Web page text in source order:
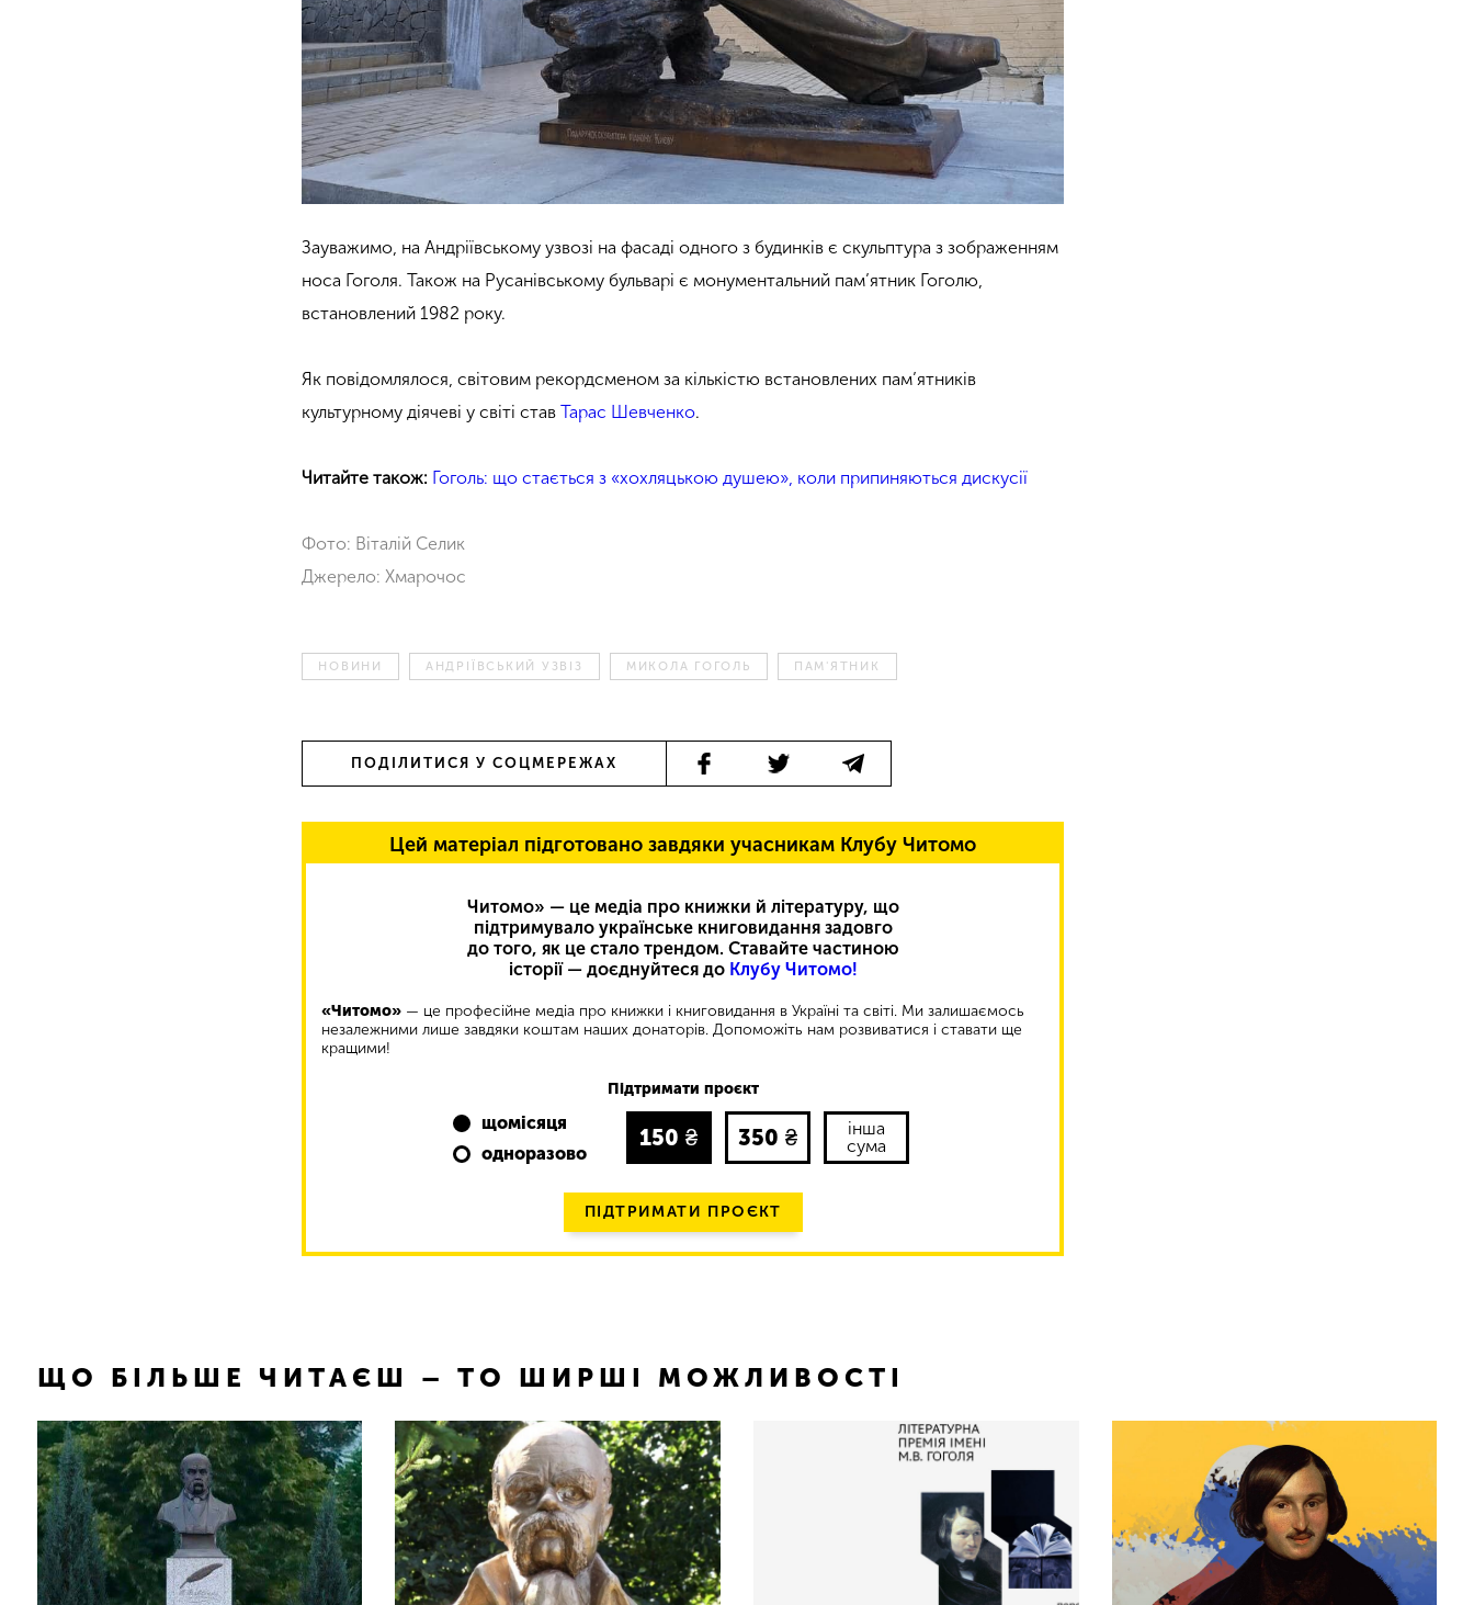
Зауважимо, на Андріївському узвозі на фасаді одного з будинків є скульптура з зображенням
носа Гоголя. Також на Русанівському бульварі є монументальний пам’ятник Гоголю,
встановлений 1982 року.
Як повідомлялося, світовим рекордсменом за кількістю встановлених пам’ятників
культурному діячеві у світі ставТарас Шевченко.
Читайте також: Гоголь: що стається з «хохляцькою душею», коли припиняються дискусії
Фото: Віталій Селик
Джерело: Хмарочос
НОВИНИ АНДРІЇВСЬКИЙ УЗВІЗ МИКОЛА ГОГОЛЬ ПАМ'ЯТНИК
ПОДІЛИТИСЯ У СОЦМЕРЕЖАХ
Цей матеріал підготовано завдяки учасникам Клубу Читомо
Читомо» — це медіа про книжки й літературу, що
підтримувало українське книговидання задовго
до того, як це стало трендом. Ставайте частиною
історії — доєднуйтеся до Клубу Читомо!
«Читомо» — це професійне медіа про книжки і книговидання в Україні та світі. Ми залишаємось
незалежними лише завдяки коштам наших донаторів. Допоможіть нам розвиватися і ставати ще
кращими!
Підтримати проєкт
щомісяця
одноразово
150 ₴ 350 ₴
інша
сума
ПІДТРИМАТИ ПРОЄКТ
ЩО БІЛЬШЕ ЧИТАЄШ – ТО ШИРШІ МОЖЛИВОСТІ